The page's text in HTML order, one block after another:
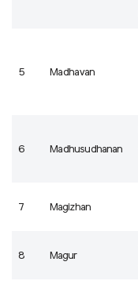
5 Madhavan
6 Madhusudhanan
7 Magizhan
8 Magur